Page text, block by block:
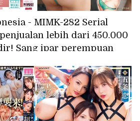
- MIMK-282 Serial
lebih dari 450.000
Sang ipar perempuan
laki-lakinya. Versi
oleh Anzu Anzu dan